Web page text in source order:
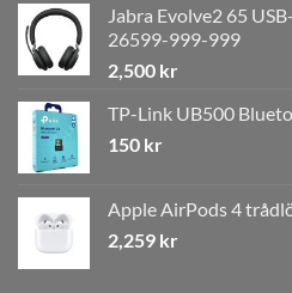
Jabra Evolve2 65
26599-999-999
2,500 kr
TP-Link UB500
150 kr
Apple AirPods 4
2,259 kr